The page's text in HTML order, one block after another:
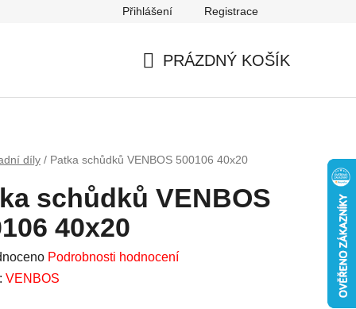
Přihlášení Registrace
PRÁZDNÝ KOŠÍK
díly / Patka schůdků VENBOS 500106 40x20
schůdků VENBOS
40x20
Podrobnosti hodnocení
VENBOS